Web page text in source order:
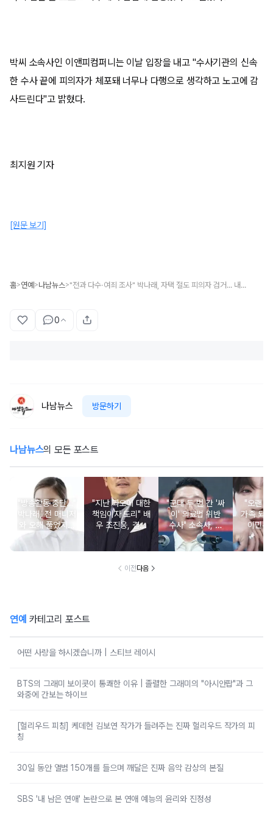
박씨 소속사인 이앤피컴퍼니는 이날 입장을 내고 "수사기관의 신속
한 수사 끝에 피의자가 체포돼 너무나 다행으로 생각하고 노고에 감
사드린다"고 밝혔다.
최지원 기자
[원문 보기]
홈>연예>나남뉴스> "전과 다수·여죄 조사" 박나래, 자택 절도 피의자 검거... 내부 소행 아니었다?
0
나남뉴스 방문하기
나남뉴스의 모든 포스트
"방송활동 중단…"
박나래, 전 매니저
와 오해 풀었지만
불찰 반성
"지난 과오에 대한
책임이자 도리" 배
우 조진웅, 결국
은퇴 선언
"군대 두 번 간 '싸
이' 의료법 위반
수사" 소속사, 수
면제 대리수령 불
찰...
"오랜
가족 되
이민우
이전다음
연예 카테고리 포스트
어떤 사랑을 하시겠습니까 | 스티브 레이시
BTS의 그래미 보이콧이 통쾌한 이유 | 졸렬한 그래미의 "아시안팝"과 그
와중에 간보는 하이브
[헐리우드 피칭] 케데헌 김보연 작가가 들려주는 진짜 헐리우드 작가의 피
칭
30일 동안 앨범 150개를 들으며 깨달은 진짜 음악 감상의 본질
SBS '내 남은 연애' 논란으로 본 연애 예능의 윤리와 진정성